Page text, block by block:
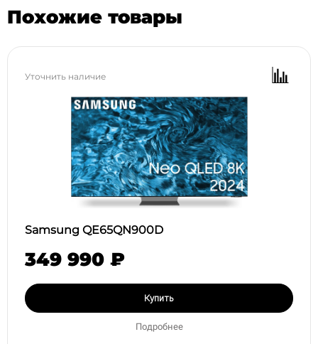
Похожие товары
Уточнить наличие
Samsung QE65QN900D
349 990 ₽
Купить
Подробнее